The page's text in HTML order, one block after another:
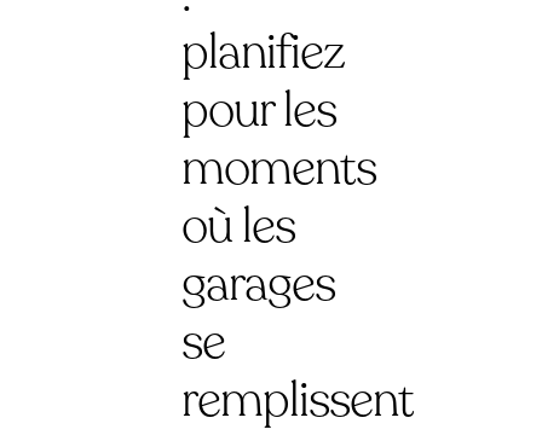
planifiez
pour les
moments
où les
garages
se
remplissent